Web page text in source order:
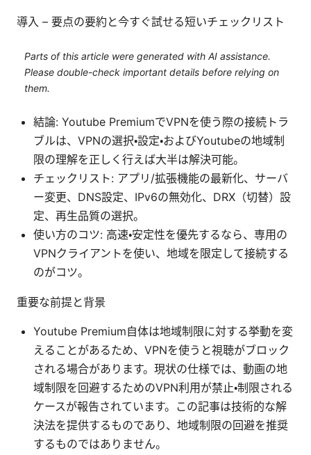
導入 – 要点の要約と今すぐ試せる短いチェックリスト
Parts of this article were generated with AI assistance.
Please double-check important details before relying on
them.
結論: Youtube PremiumでVPNを使う際の接続トラ
ブルは、VPNの選択・設定・およびYoutubeの地域制
限の理解を正しく行えば大半は解決可能。
チェックリスト: アプリ/拡張機能の最新化、サーバ
ー変更、DNS設定、IPv6の無効化、DRX（切替）設
定、再生品質の選択。
使い方のコツ: 高速・安定性を優先するなら、専用の
VPNクライアントを使い、地域を限定して接続する
のがコツ。
重要な前提と背景
Youtube Premium自体は地域制限に対する挙動を変
えることがあるため、VPNを使うと視聴がブロック
される場合があります。現状の仕様では、動画の地
域制限を回避するためのVPN利用が禁止・制限される
ケースが報告されています。この記事は技術的な解
決法を提供するものであり、地域制限の回避を推奨
するものではありません。